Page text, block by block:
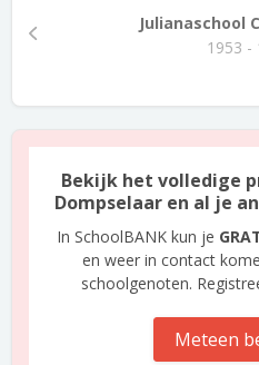
Julianaschool
1953 -
Bekijk het volledige
Dompselaar en al je
In SchoolBANK kun je
en weer in contact
schoolgenoten.
Meteen